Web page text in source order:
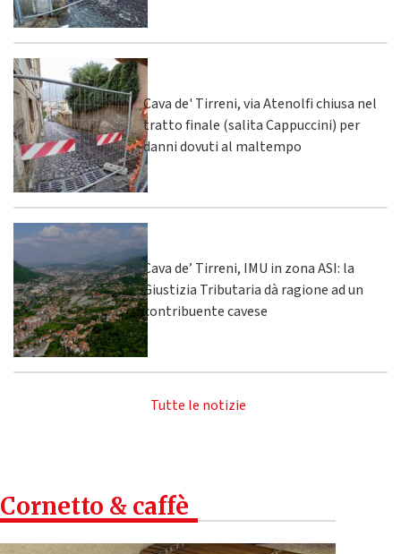
Cava de' Tirreni, via Atenolfi chiusa nel
tratto finale (salita Cappuccini) per
danni dovuti al maltempo
Cava de’ Tirreni, IMU in zona ASI: la
Giustizia Tributaria dà ragione ad un
contribuente cavese
Tutte le notizie
Cornetto & caffè